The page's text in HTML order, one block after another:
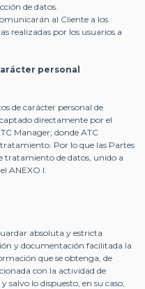
de datos.
al Cliente a los
realizadas por los usuarios a
personal
de carácter personal de
directamente por el
Manager; donde ATC
Por lo que las Partes
tratamiento de datos, unido a
ANEXO I.
absoluta y estricta
y documentación facilitada la
que se obtenga, de
con la actividad de
salvo lo dispuesto, en su caso,